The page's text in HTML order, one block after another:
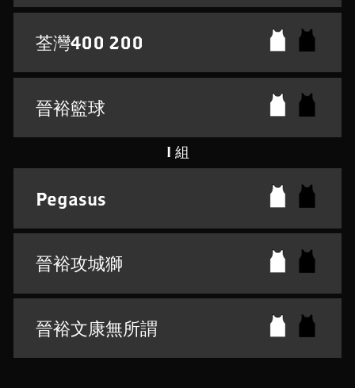
荃灣400 200
晉裕籃球
I 組
Pegasus
晉裕攻城獅
晉裕文康無所謂